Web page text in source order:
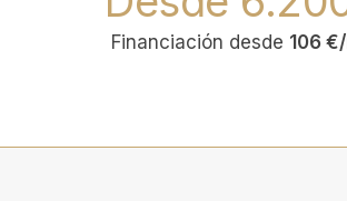
Financiación desde 106